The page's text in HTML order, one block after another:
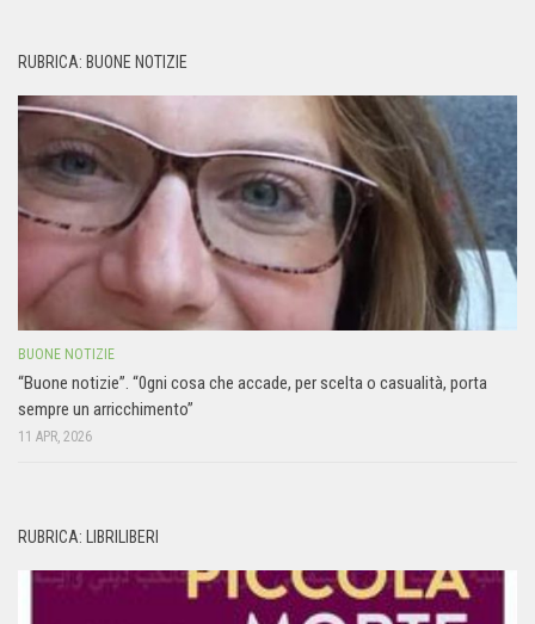
RUBRICA: BUONE NOTIZIE
BUONE NOTIZIE
“Buone notizie”. “0gni cosa che accade, per scelta o casualità, porta
sempre un arricchimento”
11 APR, 2026
RUBRICA: LIBRILIBERI